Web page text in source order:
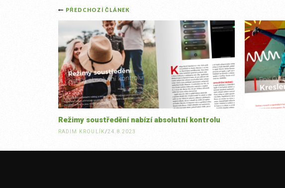
Post
navigation
PŘEDCHOZÍ ČLÁNEK
Režimy soustředění nabízí absolutní kontrolu
RADIM KROULÍK/24.8.2023